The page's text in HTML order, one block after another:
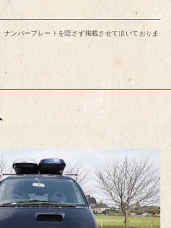
ンバープレートを隠さず掲載させて頂いておりま